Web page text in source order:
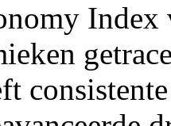
Index